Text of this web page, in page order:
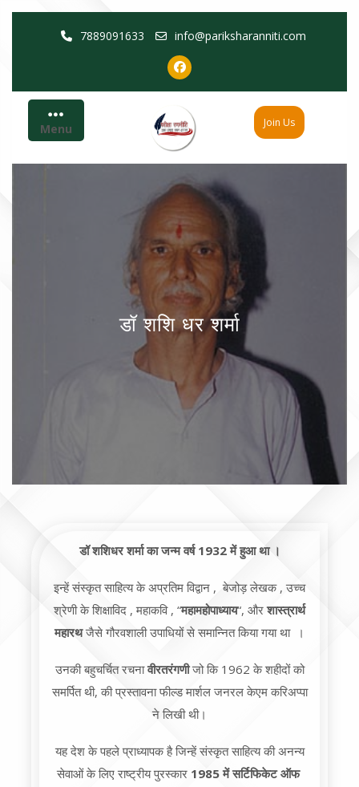
7889091633 info@pariksharanniti.com
Menu Join Us
डॉ शशि धर शर्मा
डॉ शशिधर शर्मा का जन्म वर्ष 1932 में हुआ था ।
इन्हें संस्कृत साहित्य के अप्रतिम विद्वान , बेजोड़ लेखक , उच्च
श्रेणी के शिक्षाविद , महाकवि , “महामहोपाध्याय“, औरशास्त्रार्थ
महारथजैसे गौरवशाली उपाधियों से समान्नित किया गया था ।
उनकी बहुचर्चित रचनावीरतरंगणीजो कि 1962 के शहीदों को
समर्पित थी, की प्रस्तावना फील्ड मार्शल जनरल केएम करिअप्पा
ने लिखी थी।
यह देश के पहले प्राध्यापक है जिन्हें संस्कृत साहित्य की अनन्य
सेवाओं के लिए राष्ट्रीय पुरस्कार 1985 में सर्टिफिकेट ऑफ